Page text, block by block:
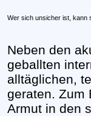
Wer sich unsicher ist, kann
Neben den
geballten
alltäglichen,
geraten. Zum
Armut in den